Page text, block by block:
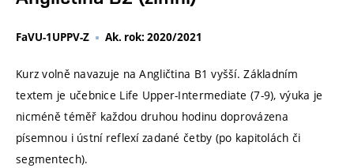
FaVU-1UPPV-Z Ak. rok: 2020/2021
Kurz volně navazuje na Angličtina B1 vyšší. Základním
textem je učebnice Life Upper-Intermediate (7-9), výuka je
nicméně téměř každou druhou hodinu doprovázena
písemnou i ústní reflexí zadané četby (po kapitolách či
segmentech).